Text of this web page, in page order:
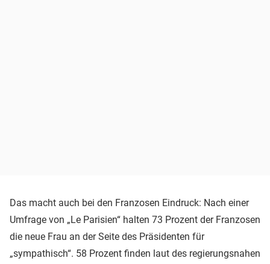
Das macht auch bei den Franzosen Eindruck: Nach einer
Umfrage von „Le Parisien“ halten 73 Prozent der Franzosen
die neue Frau an der Seite des Präsidenten für
„sympathisch“. 58 Prozent finden laut des regierungsnahen